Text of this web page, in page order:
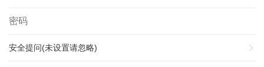
安全提问(未设置请忽略)